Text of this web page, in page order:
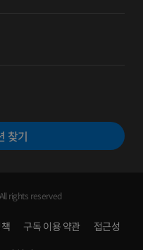
찾기
rights reserved
구독 이용 약관
접근성